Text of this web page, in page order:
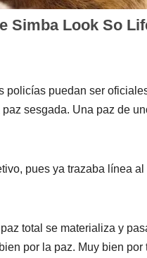
policías puedan ser
sesgada. Una paz de
pues ya trazaba línea
total se materializa y
por la paz. Muy bien por